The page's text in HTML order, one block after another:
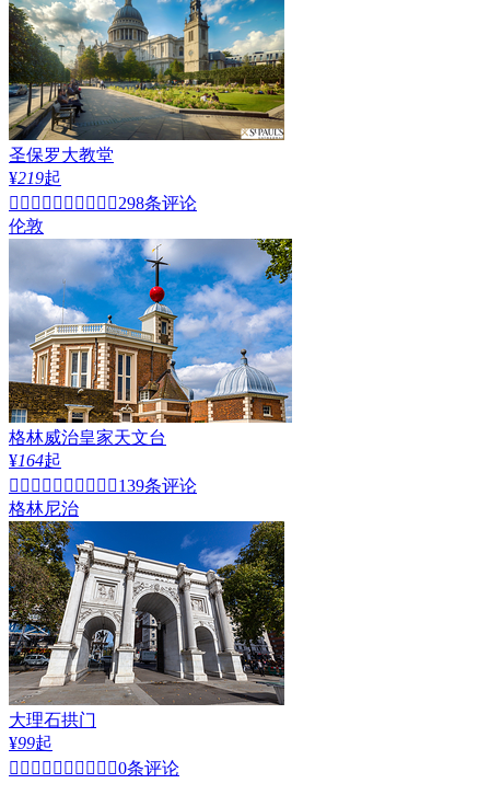
伦敦杜莎夫人蜡像馆
¥232起
167条评论
伦敦
圣保罗大教堂
¥219起
298条评论
伦敦
格林威治皇家天文台
¥164起
139条评论
格林尼治